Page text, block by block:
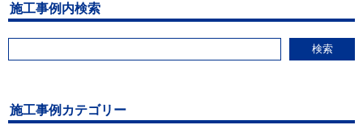
施工事例内検索
検索
施工事例カテゴリー